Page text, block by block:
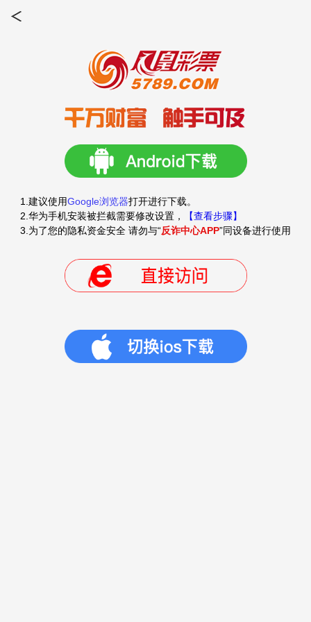
1.建议使用Google浏览器打开进行下载。
2.华为手机安装被拦截需要修改设置，
【查看步骤】
3.为了您的隐私资金安全 请勿与“反诈中心APP”同设备进行使用